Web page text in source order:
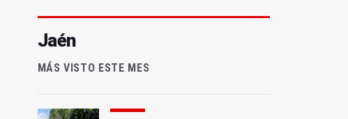
Jaén
MÁS VISTO ESTE MES